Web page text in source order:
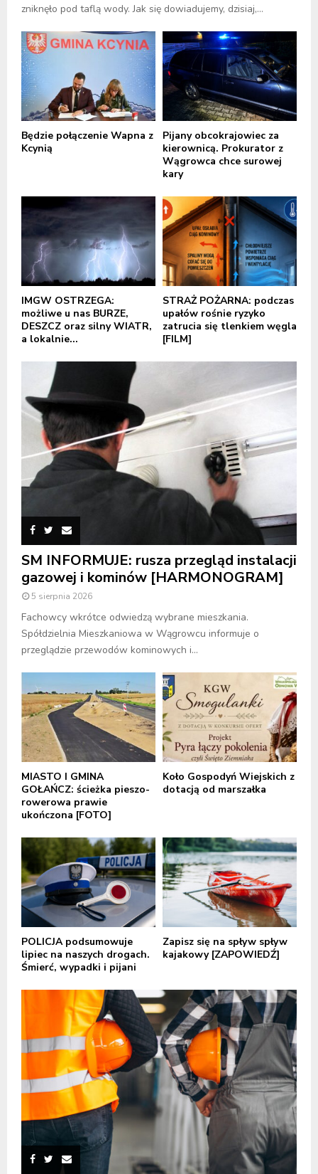
zniknęło pod taflą wody. Jak się dowiadujemy, dzisiaj,...
Będzie połączenie Wapna z
Kcynią
Pijany obcokrajowiec za
kierownicą. Prokurator z
Wągrowca chce surowej
kary
IMGW OSTRZEGA:
możliwe u nas BURZE,
DESZCZ oraz silny WIATR,
a lokalnie...
STRAŻ POŻARNA: podczas
upałów rośnie ryzyko
zatrucia się tlenkiem węgla
[FILM]
SM INFORMUJE: rusza przegląd instalacji
gazowej i kominów [HARMONOGRAM]
5 sierpnia 2026
Fachowcy wkrótce odwiedzą wybrane mieszkania.
Spółdzielnia Mieszkaniowa w Wągrowcu informuje o
przeglądzie przewodów kominowych i...
MIASTO I GMINA
GOŁAŃCZ: ścieżka pieszo-
rowerowa prawie
ukończona [FOTO]
Koło Gospodyń Wiejskich z
dotacją od marszałka
POLICJA podsumowuje
lipiec na naszych drogach.
Śmierć, wypadki i pijani
Zapisz się na spływ spływ
kajakowy [ZAPOWIEDŹ]